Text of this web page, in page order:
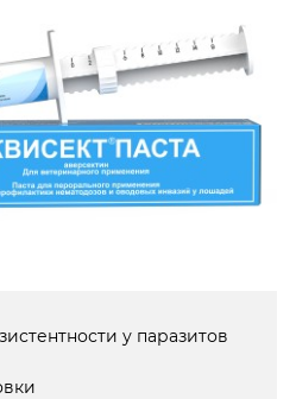
у паразитов